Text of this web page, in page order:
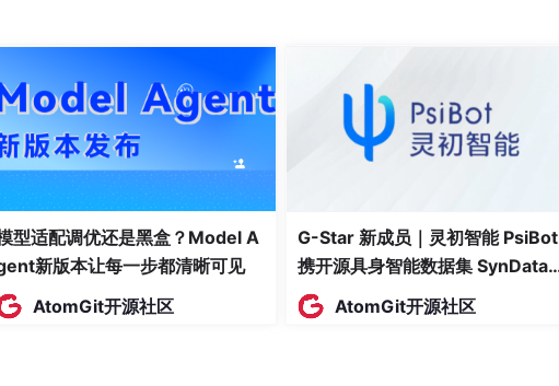
型适配调优还是黑盒？Model A
新版本让每一步都清晰可见
AtomGit开源社区
G-Star 新成员｜灵初智能 PsiBot
携开源具身智能数据集 SynData
入驻 AtomGit
AtomGit开源社区